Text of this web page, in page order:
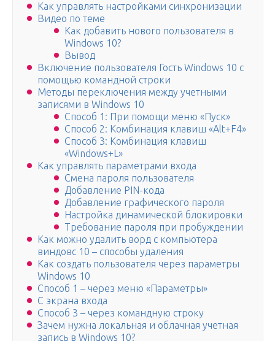
Как управлять настройками синхронизации
Видео по теме
Как добавить нового пользователя в
Windows 10?
Вывод
Включение пользователя Гость Windows 10 с
помощью командной строки
Методы переключения между учетными
записями в Windows 10
Способ 1: При помощи меню «Пуск»
Способ 2: Комбинация клавиш «Alt+F4»
Способ 3: Комбинация клавиш
«Windows+L»
Как управлять параметрами входа
Смена пароля пользователя
Добавление PIN-кода
Добавление графического пароля
Настройка динамической блокировки
Требование пароля при пробуждении
Как можно удалить ворд с компьютера
виндовс 10 – способы удаления
Как создать пользователя через параметры
Windows 10
Способ 1 – через меню «Параметры»
С экрана входа
Способ 3 – через командную строку
Зачем нужна локальная и облачная учетная
запись в Windows 10?